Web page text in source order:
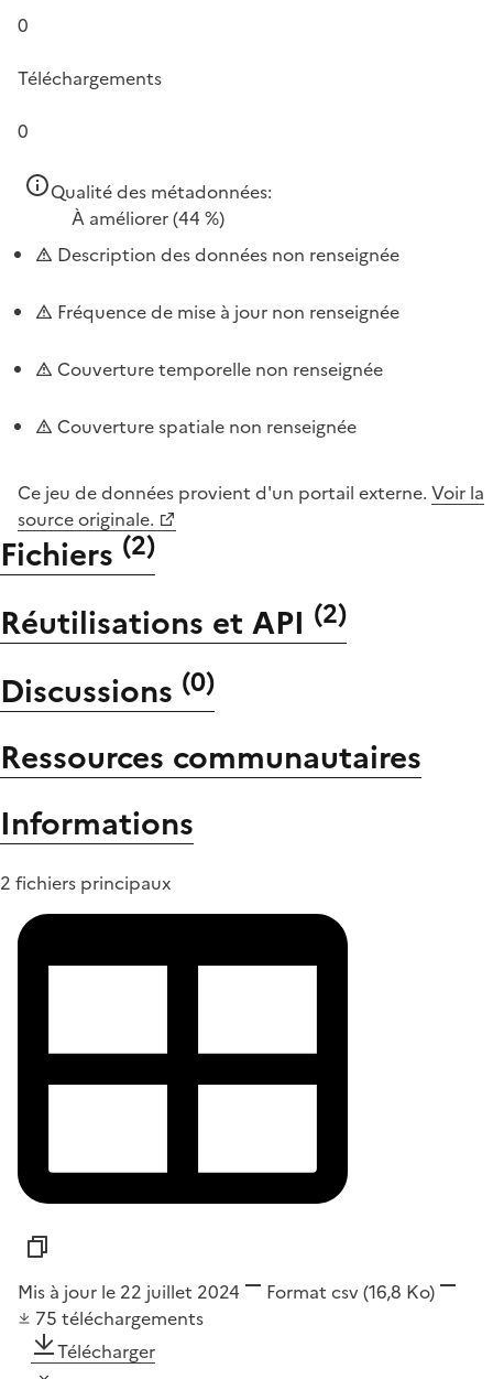
0
Téléchargements
0
Qualité des métadonnées:
À améliorer(44 %)
Description des données non renseignée
Fréquence de mise à jour non renseignée
Couverture temporelle non renseignée
Couverture spatiale non renseignée
Ce jeu de données provient d'un portail externe. Voir la
source originale.
Fichiers (2)
Réutilisations et API (2)
Discussions (0)
Ressources communautaires
Informations
2 fichiers principaux
Mis à jour le 22 juillet 2024 Format csv(16,8 Ko)
75 téléchargements
Télécharger